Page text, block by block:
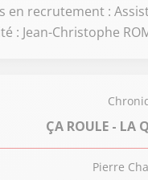
recrutement :
: Jean-Christophe
ÇA ROULE - LA
Pierre